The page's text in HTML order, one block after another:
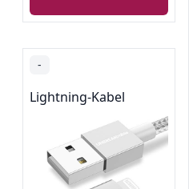
-
Lightning-Kabel